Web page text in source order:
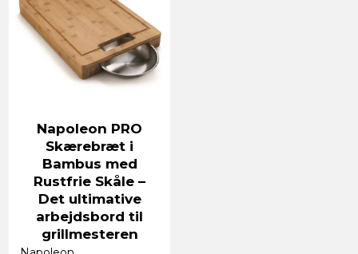
Napoleon PRO
Skærebræt i
Bambus med
Rustfrie Skåle –
Det ultimative
arbejdsbord til
grillmesteren